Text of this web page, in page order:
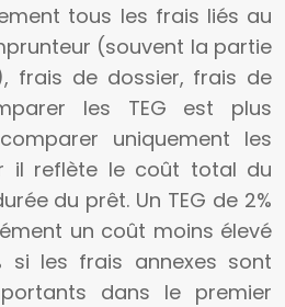
tous les frais liés au
(souvent la partie
frais de dossier, frais de
les TEG est plus
uniquement les
il reflète le coût total du
du prêt. Un TEG de 2%
un coût moins élevé
si les frais annexes sont
dans le premier